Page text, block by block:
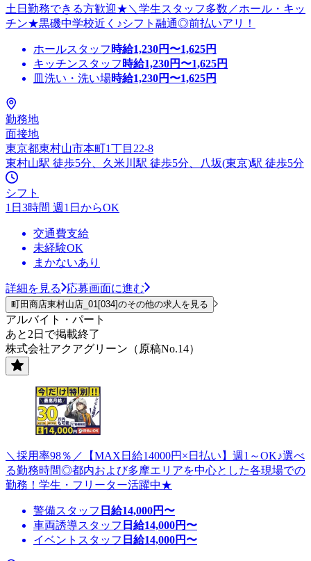
土日勤務できる方歓迎★＼学生スタッフ多数／ホール・キッ
チン★黒磯中学校近く♪シフト融通◎前払いアリ！
ホールスタッフ 時給1,230円〜1,625円
キッチンスタッフ 時給1,230円〜1,625円
皿洗い・洗い場時給1,230円〜1,625円
勤務地
面接地
東京都東村山市本町1丁目22-8
東村山駅 徒歩5分、久米川駅 徒歩5分、八坂(東京)駅 徒歩5分
シフト
1日3時間 週1日からOK
交通費支給
未経験OK
まかないあり
詳細を見る 応募画面に進む
町田商店東村山店_01[034]のその他の求人を見る
アルバイト・パート
あと2日で掲載終了
株式会社アクアグリーン（原稿No.14）
＼採用率98％／【MAX日給14000円×日払い】週1～OK♪選べ
る勤務時間◎都内および多摩エリアを中心とした各現場での
勤務！学生・フリーター活躍中★
警備スタッフ 日給14,000円〜
車両誘導スタッフ 日給14,000円〜
イベントスタッフ 日給14,000円〜